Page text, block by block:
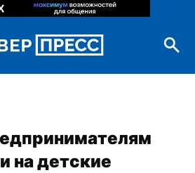
на детские